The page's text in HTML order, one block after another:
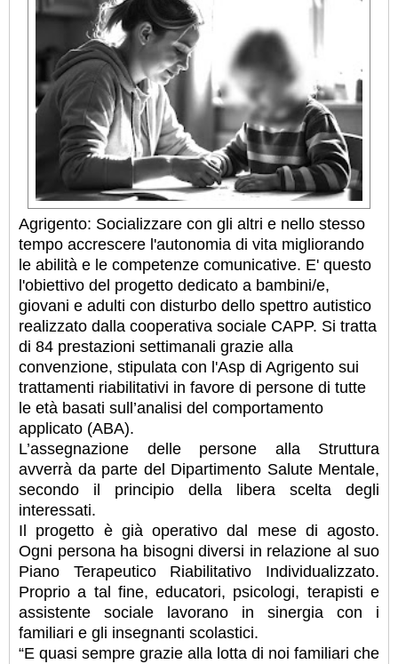
Agrigento: Socializzare con gli altri e nello stesso
tempo accrescere l'autonomia di vita migliorando
le abilità e le competenze comunicative. E' questo
l'obiettivo del progetto dedicato a bambini/e,
giovani e adulti con disturbo dello spettro autistico
realizzato dalla cooperativa sociale CAPP. Si tratta
di 84 prestazioni settimanali grazie alla
convenzione, stipulata con l'Asp di Agrigento sui
trattamenti riabilitativi in favore di persone di tutte
le età basati sull’analisi del comportamento
applicato (ABA).
L’assegnazione delle persone alla Struttura
avverrà da parte del Dipartimento Salute Mentale,
secondo il principio della libera scelta degli
interessati.
Il progetto è già operativo dal mese di agosto.
Ogni persona ha bisogni diversi in relazione al suo
Piano Terapeutico Riabilitativo Individualizzato.
Proprio a tal fine, educatori, psicologi, terapisti e
assistente sociale lavorano in sinergia con i
familiari e gli insegnanti scolastici.
“E quasi sempre grazie alla lotta di noi familiari che